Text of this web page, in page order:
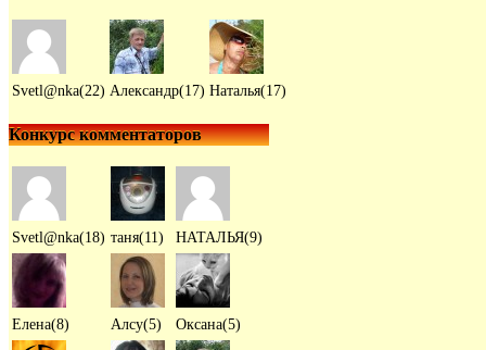
Svetl@nka(22) Александр(17) Наталья(17)
Конкурс комментаторов
Svetl@nka(18) таня(11) НАТАЛЬЯ(9)
Елена(8) Алсу(5) Оксана(5)